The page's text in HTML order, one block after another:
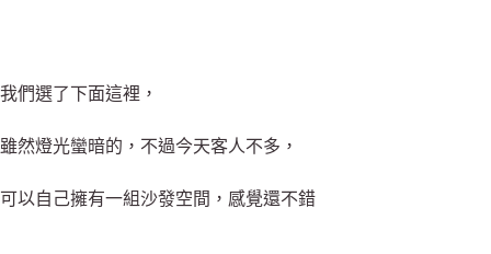
我們選了下面這裡，
雖然燈光蠻暗的，不過今天客人不多，
可以自己擁有一組沙發空間，感覺還不錯